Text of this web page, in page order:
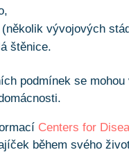
(několik vývojových
štěnice.
podmínek se
Centers for
během svého